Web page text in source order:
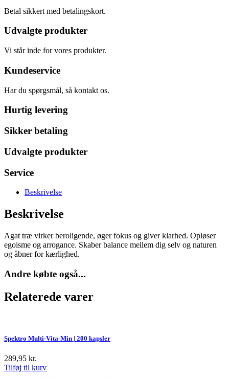
Betal sikkert med betalingskort.
Udvalgte produkter
Vi står inde for vores produkter.
Kundeservice
Har du spørgsmål, så kontakt os.
Hurtig levering
Sikker betaling
Udvalgte produkter
Service
Beskrivelse
Beskrivelse
Agat træ virker beroligende, øger fokus og giver klarhed. Opløser
egoisme og arrogance. Skaber balance mellem dig selv og naturen
og åbner for kærlighed.
Andre købte også...
Relaterede varer
Spektro Multi-Vita-Min | 200 kapsler
289,95 kr.
Tilføj til kurv